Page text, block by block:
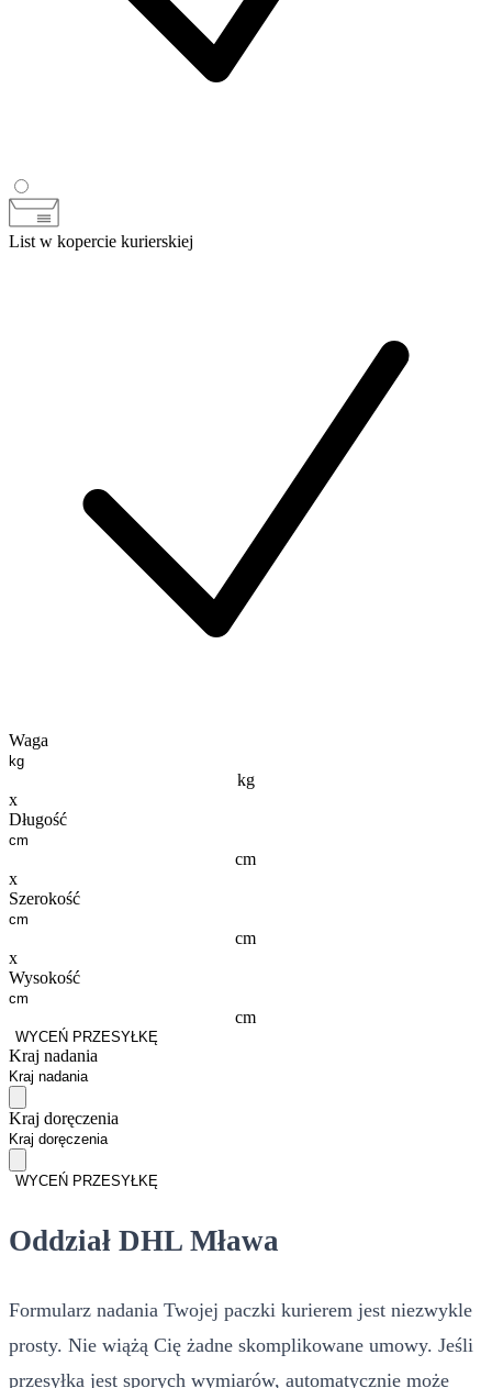
List w kopercie kurierskiej
Waga
kg
x
Długość
cm
x
Szerokość
cm
x
Wysokość
cm
WYCEŃ PRZESYŁKĘ
Kraj nadania
Kraj doręczenia
WYCEŃ PRZESYŁKĘ
Oddział DHL Mława
Formularz nadania Twojej paczki kurierem jest niezwykle
prosty. Nie wiążą Cię żadne skomplikowane umowy. Jeśli
przesyłka jest sporych wymiarów, automatycznie może